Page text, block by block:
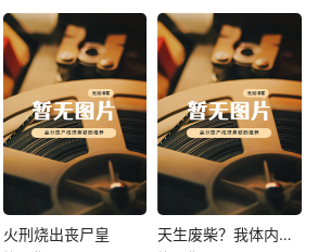
火刑烧出丧尸皇
火刑烧出丧尸皇 天生废柴？我体内有神血 天生废柴？我体内有神血